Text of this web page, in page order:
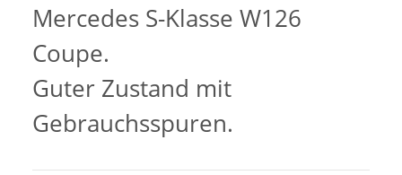
Mercedes S-Klasse W126
Coupe.
Guter Zustand mit
Gebrauchsspuren.